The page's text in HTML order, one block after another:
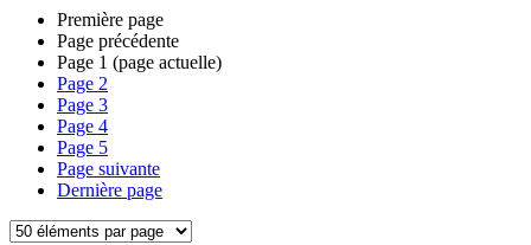
Première page
Page précédente
Page 1 (page actuelle)
Page 2
Page 3
Page 4
Page 5
Page suivante
Dernière page